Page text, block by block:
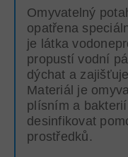
Omyvatelný
opatřena
je látka
propustí vodní
dýchat a
Materiál je
plísním a
desinfikovat
prostředků.